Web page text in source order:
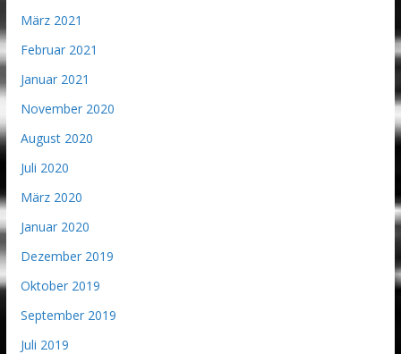
März 2021
Februar 2021
Januar 2021
November 2020
August 2020
Juli 2020
März 2020
Januar 2020
Dezember 2019
Oktober 2019
September 2019
Juli 2019